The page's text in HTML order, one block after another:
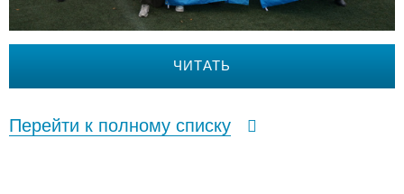
ЧИТАТЬ
Перейти к полному списку